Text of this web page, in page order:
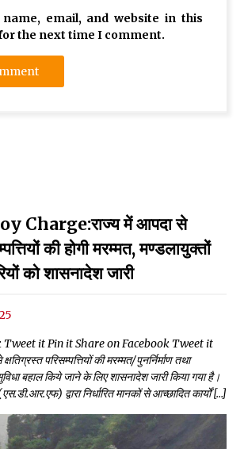
name, email, and website in this
the next time I comment.
Charge:राज्य में आपदा से
की होगी मरम्मत, मण्डलायुक्तों
को शासनादेश जारी
Tweet it Pin it Share on Facebook Tweet it
परिसम्पत्तियों की मरम्मत/पुनर्निर्माण तथा
बहाल किये जाने के लिए शासनादेश जारी किया गया है।
द्वारा निर्धारित मानकों से आच्छादित कार्यों […]